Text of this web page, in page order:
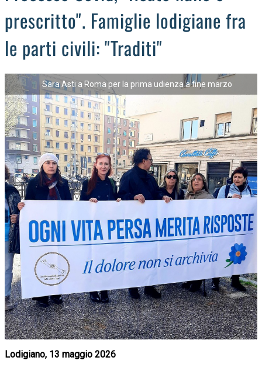
prescritto". Famiglie lodigiane fra
le parti civili: "Traditi"
Sara Asti a Roma per la prima udienza a fine marzo
Lodigiano, 13 maggio 2026